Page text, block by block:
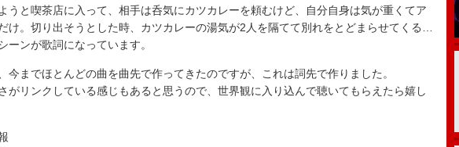
うと喫茶店に入って、相手は呑気にカツカレーを頼むけど、自分自身は気が重くてア
け。切り出そうとした時、カツカレーの湯気が2人を隔てて別れをとどまらせてくる…
ーンが歌詞になっています。
今までほとんどの曲を曲先で作ってきたのですが、これは詞先で作りました。
がリンクしている感じもあると思うので、世界観に入り込んで聴いてもらえたら嬉し